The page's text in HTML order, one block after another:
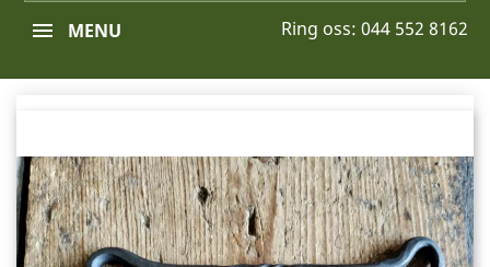
Ring oss: 044 552 8162
MENU